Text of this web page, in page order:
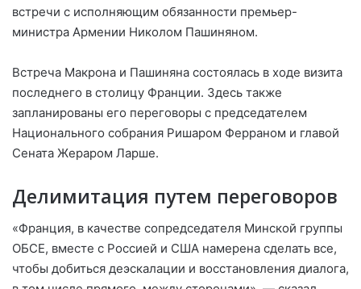
встречи с исполняющим обязанности премьер-
министра Армении Николом Пашиняном.
Встреча Макрона и Пашиняна состоялась в ходе визита
последнего в столицу Франции. Здесь также
запланированы его переговоры с председателем
Национального собрания Ришаром Ферраном и главой
Сената Жераром Ларше.
Делимитация путем переговоров
«Франция, в качестве сопредседателя Минской группы
ОБСЕ, вместе с Россией и США намерена сделать все,
чтобы добиться деэскалации и восстановления диалога,